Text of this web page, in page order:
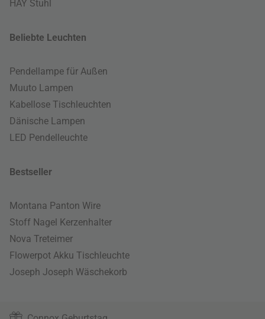
HAY Stuhl
Beliebte Leuchten
Pendellampe für Außen
Muuto Lampen
Kabellose Tischleuchten
Dänische Lampen
LED Pendelleuchte
Bestseller
Montana Panton Wire
Stoff Nagel Kerzenhalter
Nova Treteimer
Flowerpot Akku Tischleuchte
Joseph Joseph Wäschekorb